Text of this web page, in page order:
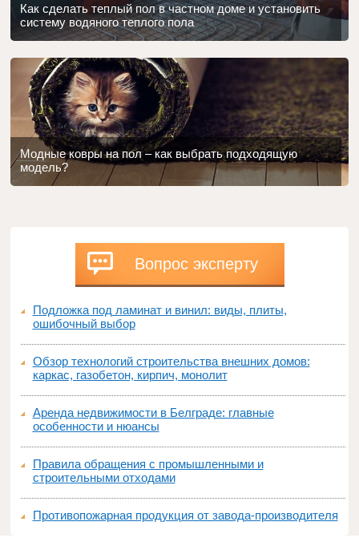
Как сделать теплый пол в частном доме и установить
систему водяного теплого пола
Модные ковры на пол – как выбрать подходящую
модель?
Вопрос эксперту
Подложка под ламинат и винил: виды, плиты,
ошибочный выбор
Обзор технологий строительства внешних домов:
каркас, газобетон, кирпич, монолит
Аренда недвижимости в Белграде: главные
особенности и нюансы
Правила обращения с промышленными и
строительными отходами
Противопожарная продукция от завода-производителя